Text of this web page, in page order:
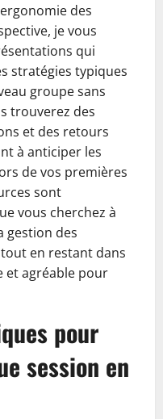
des
je vous
qui
stratégies typiques
groupe sans
trouverez des
et des retours
à anticiper les
de vos premières
sont
vous cherchez à
gestion des
en restant dans
et agréable pour
pour
session en